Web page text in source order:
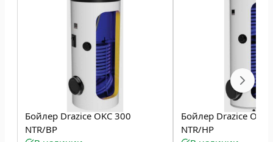
Бойлер Drazice OKC 300
NTR/BP
Бойлер Drazice OKC
NTR/HP